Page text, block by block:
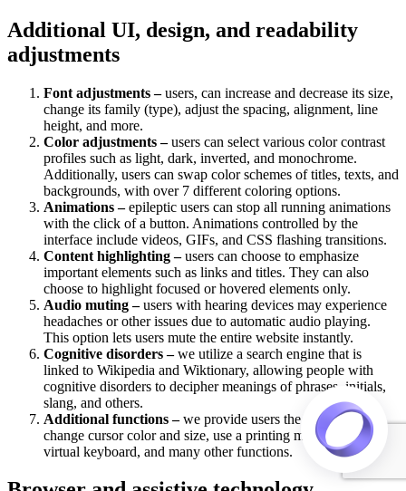
Additional UI, design, and readability
adjustments
Font adjustments –users, can increase and decrease its size,
change its family (type), adjust the spacing, alignment, line
height, and more.
Color adjustments –users can select various color contrast
profiles such as light, dark, inverted, and monochrome.
Additionally, users can swap color schemes of titles, texts, and
backgrounds, with over 7 different coloring options.
Animations –epileptic users can stop all running animations
with the click of a button. Animations controlled by the
interface include videos, GIFs, and CSS flashing transitions.
Content highlighting –users can choose to emphasize
important elements such as links and titles. They can also
choose to highlight focused or hovered elements only.
Audio muting –users with hearing devices may experience
headaches or other issues due to automatic audio playing.
This option lets users mute the entire website instantly.
Cognitive disorders –we utilize a search engine that is
linked to Wikipedia and Wiktionary, allowing people with
cognitive disorders to decipher meanings of phrases, initials,
slang, and others.
Additional functions –we provide users the option to
change cursor color and size, use a printing mode, enable a
virtual keyboard, and many other functions.